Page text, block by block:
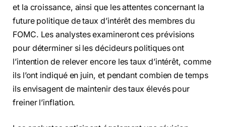
et la croissance, ainsi que les attentes concernant la
future politique de taux d’intérêt des membres du
FOMC. Les analystes examineront ces prévisions
pour déterminer si les décideurs politiques ont
l’intention de relever encore les taux d’intérêt, comme
ils l’ont indiqué en juin, et pendant combien de temps
ils envisagent de maintenir des taux élevés pour
freiner l’inflation.